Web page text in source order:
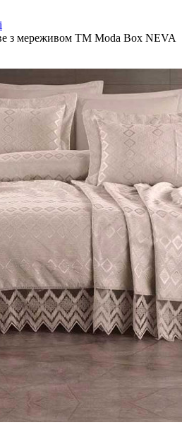
з мереживом ТМ Moda Box NEVA